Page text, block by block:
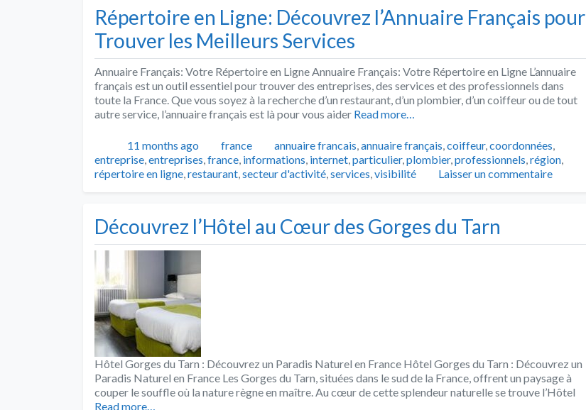
Répertoire en Ligne: Découvrez l’Annuaire Français pour
Trouver les Meilleurs Services
Annuaire Français: Votre Répertoire en Ligne Annuaire Français: Votre Répertoire en Ligne L’annuaire
français est un outil essentiel pour trouver des entreprises, des services et des professionnels dans
toute la France. Que vous soyez à la recherche d’un restaurant, d’un plombier, d’un coiffeur ou de tout
autre service, l’annuaire français est là pour vous aider Read more…
Publié11 months ago Catégories
france Tags
annuaire francais,annuaire français,coiffeur,coordonnées,
entreprise,entreprises,france, informations, internet,particulier,plombier,professionnels,région,
répertoire en ligne,restaurant,secteur d'activité,services,visibilité Laisser un commentaire
Découvrez l’Hôtel au Cœur des Gorges du Tarn
Hôtel Gorges du Tarn : Découvrez un Paradis Naturel en France Hôtel Gorges du Tarn : Découvrez un
Paradis Naturel en France Les Gorges du Tarn, situées dans le sud de la France, offrent un paysage à
couper le souffle où la nature règne en maître. Au cœur de cette splendeur naturelle se trouve l’Hôtel
Read more…